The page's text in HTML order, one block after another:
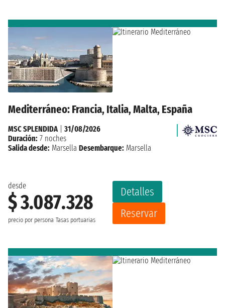
Mediterráneo: Francia, Italia, Malta, España
desde
$ 3.087.328
precio por persona Tasas portuarias
Detalles
Reservar
MSC SPLENDIDA| 31/08/2026
Duración: 7 noches
Salida desde: Marsella Desembarque: Marsella